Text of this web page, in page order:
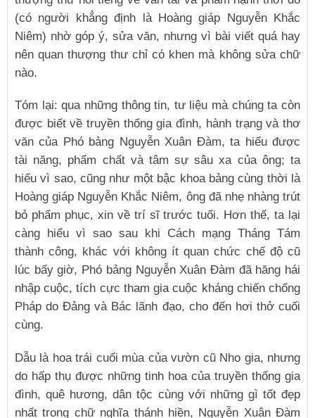
(có người khẳng định là Hoàng giáp Nguyễn Khắc
Niêm) nhờ góp ý, sửa văn, nhưng vì bài viết quá hay
nên quan thượng thư chỉ có khen mà không sửa chữ
nào.
Tóm lại: qua những thông tin, tư liệu mà chúng ta còn
được biết về truyền thống gia đình, hành trạng và thơ
văn của Phó bảng Nguyễn Xuân Đàm, ta hiểu được
tài năng, phẩm chất và tâm sự sâu xa của ông; ta
hiểu vì sao, cũng như một bậc khoa bảng cùng thời là
Hoàng giáp Nguyễn Khắc Niêm, ông đã nhẹ nhàng trút
bỏ phẩm phục, xin về trí sĩ trước tuổi. Hơn thế, ta lại
càng hiểu vì sao sau khi Cách mạng Tháng Tám
thành công, khác với không ít quan chức chế độ cũ
lúc bấy giờ, Phó bảng Nguyễn Xuân Đàm đã hăng hái
nhập cuộc, tích cực tham gia cuộc kháng chiến chống
Pháp do Đảng và Bác lãnh đạo, cho đến hơi thở cuối
cùng.
Dẫu là hoa trái cuối mùa của vườn cũ Nho gia, nhưng
do hấp thụ được những tinh hoa của truyền thống gia
đình, quê hương, dân tộc cùng với những gì tốt đẹp
nhất trong chữ nghĩa thánh hiền, Nguyễn Xuân Đàm